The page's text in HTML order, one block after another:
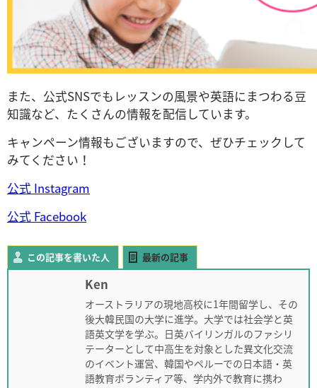
また、公式SNSでもレッスンの風景や英語にまつわる豆
知識など、たくさんの情報を配信しています。
キャンペーン情報もございますので、ぜひチェックして
みてください！
公式 Instagram
公式 Facebook
この記事を書いた人 最新の記事
Ken
オーストラリアの現地高校に1年間留学し、その
後大韓民国の大学に進学。大学では社会学と英
語英文学を学ぶ。日英バイリンガルのファシリ
テーターとして中高生を対象とした異文化交流
のイベント運営、韓国やペルーでの日本語・英
語教育ボランティア等、学内外で教育に携わ